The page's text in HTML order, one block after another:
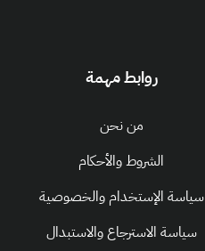
روابط مهمة
من نحن
الشروط والأحكام
سياسة الإستخدام والخصوصية
سياسة الاسترجاع والاستبدال